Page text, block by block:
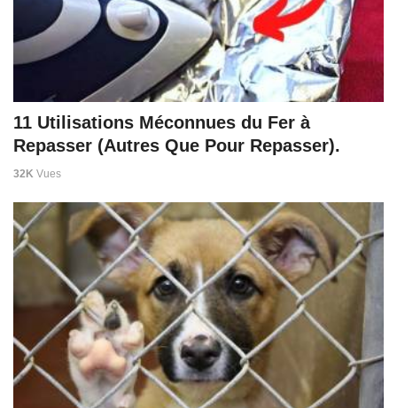
11 Utilisations Méconnues du Fer à
Repasser (Autres Que Pour Repasser).
32K Vues